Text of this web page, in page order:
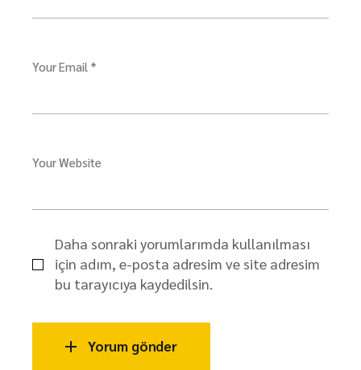
Your Email *
Your Website
Daha sonraki yorumlarımda kullanılması
için adım, e-posta adresim ve site adresim
bu tarayıcıya kaydedilsin.
Yorum gönder